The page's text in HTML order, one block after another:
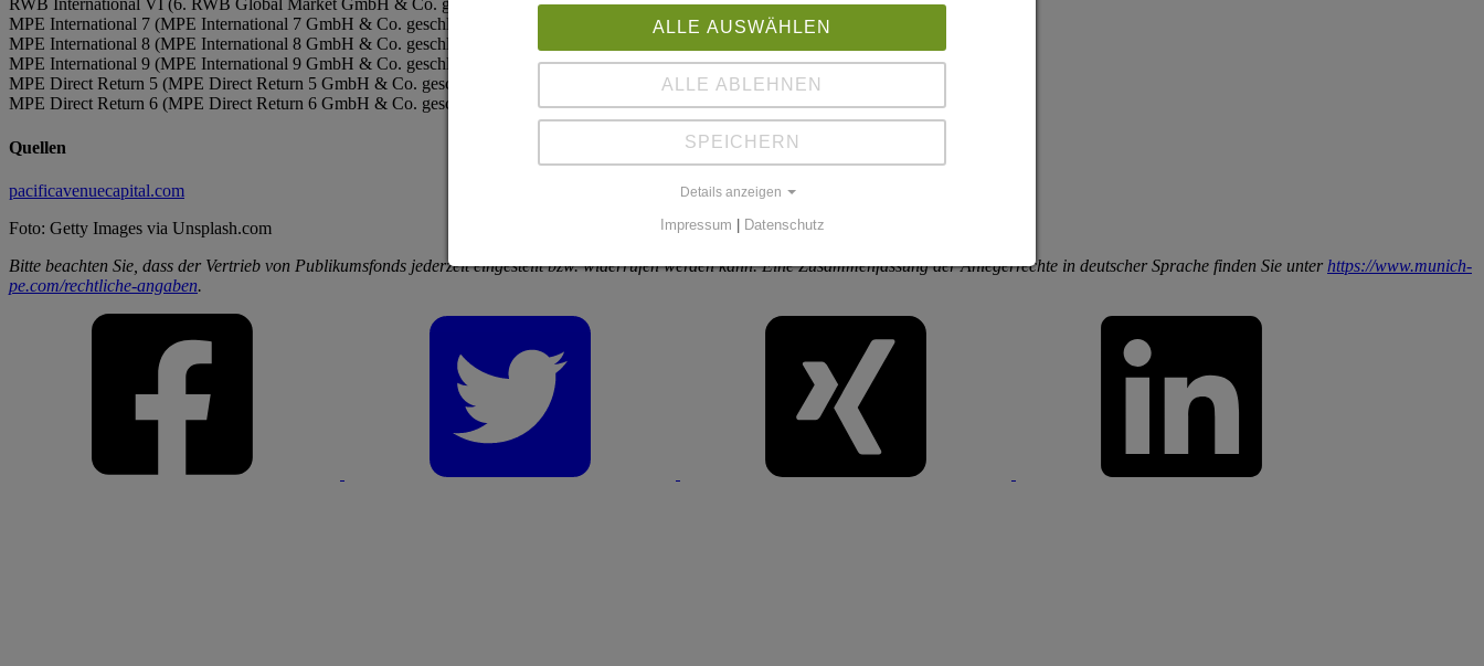
RWB International VI (6. RWB Global Market GmbH & Co. geschlossene Investment-KG)
MPE International 7 (MPE International 7 GmbH & Co. geschlossene Investment-KG)
MPE International 8 (MPE International 8 GmbH & Co. geschlossene Investment-KG)
MPE International 9 (MPE International 9 GmbH & Co. geschlossene Investment-KG)
MPE Direct Return 5 (MPE Direct Return 5 GmbH & Co. geschlossene Investment-KG)
MPE Direct Return 6 (MPE Direct Return 6 GmbH & Co. geschlossene Investment-KG)
Quellen
pacificavenuecapital.com
Foto: Getty Images via Unsplash.com
Bitte beachten Sie, dass der Vertrieb von Publikumsfonds jederzeit eingestellt bzw. widerrufen werden kann. Eine Zusammenfassung der Anlegerrechte in deutscher Sprache finden Sie unter https://www.munich-
pe.com/rechtliche-angaben.
ALLE AUSWÄHLEN
ALLE ABLEHNEN
SPEICHERN
Details anzeigen
Impressum Datenschutz